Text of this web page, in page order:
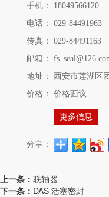
手机：
18049566120
电话：
029-84491963
传真：
029-84491163
邮箱：
地址：
西安市莲湖区
价格：
价格面议
更多信息
分享：
上一条： 联轴器
下一条： DAS 活塞密封